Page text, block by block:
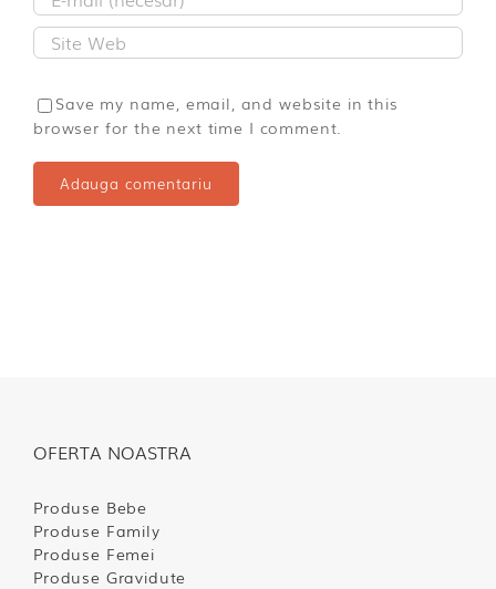
Save my name, email, and website in this
browser for the next time I comment.
OFERTA NOASTRA
Produse Bebe
Produse Family
Produse Femei
Produse Gravidute